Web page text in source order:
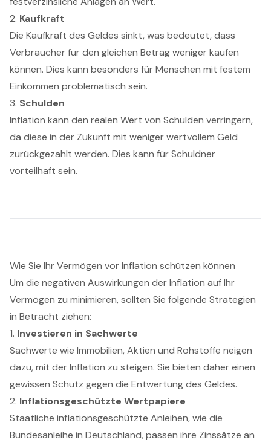
2. Kaufkraft
Die Kaufkraft des Geldes sinkt, was bedeutet, dass
Verbraucher für den gleichen Betrag weniger kaufen
können. Dies kann besonders für Menschen mit festem
Einkommen problematisch sein.
3. Schulden
Inflation kann den realen Wert von Schulden verringern,
da diese in der Zukunft mit weniger wertvollem Geld
zurückgezahlt werden. Dies kann für Schuldner
vorteilhaft sein.
Wie Sie Ihr Vermögen vor Inflation schützen können
Um die negativen Auswirkungen der Inflation auf Ihr
Vermögen zu minimieren, sollten Sie folgende Strategien
in Betracht ziehen:
1. Investieren in Sachwerte
Sachwerte wie Immobilien, Aktien und Rohstoffe neigen
dazu, mit der Inflation zu steigen. Sie bieten daher einen
gewissen Schutz gegen die Entwertung des Geldes.
2. Inflationsgeschützte Wertpapiere
Staatliche inflationsgeschützte Anleihen, wie die
Bundesanleihe in Deutschland, passen ihre Zinssätze an